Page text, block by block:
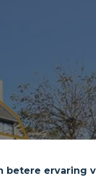
betere ervaring